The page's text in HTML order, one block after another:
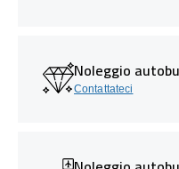
Noleggio
Contattateci